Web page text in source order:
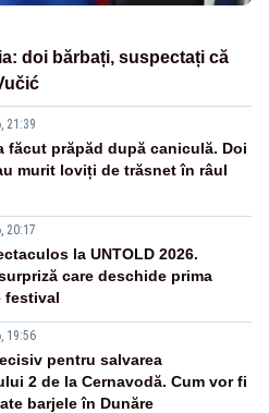
doi bărbați, suspectați că
21:39
făcut prăpăd după caniculă. Doi
murit loviți de trăsnet în râul
20:17
la UNTOLD 2026.
care deschide prima
festival
19:56
pentru salvarea
2 de la Cernavodă. Cum vor fi
barjele în Dunăre